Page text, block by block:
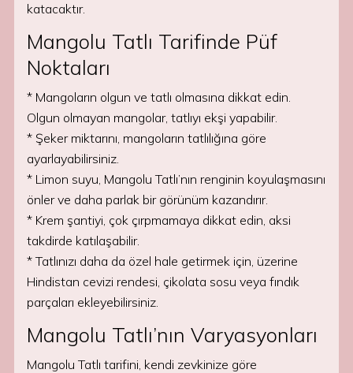
katacaktır.
Mangolu Tatlı Tarifinde Püf
Noktaları
* Mangoların olgun ve tatlı olmasına dikkat edin.
Olgun olmayan mangolar, tatlıyı ekşi yapabilir.
* Şeker miktarını, mangoların tatlılığına göre
ayarlayabilirsiniz.
* Limon suyu, Mangolu Tatlı’nın renginin koyulaşmasını
önler ve daha parlak bir görünüm kazandırır.
* Krem şantiyi, çok çırpmamaya dikkat edin, aksi
takdirde katılaşabilir.
* Tatlınızı daha da özel hale getirmek için, üzerine
Hindistan cevizi rendesi, çikolata sosu veya fındık
parçaları ekleyebilirsiniz.
Mangolu Tatlı’nın Varyasyonları
Mangolu Tatlı tarifini, kendi zevkinize göre